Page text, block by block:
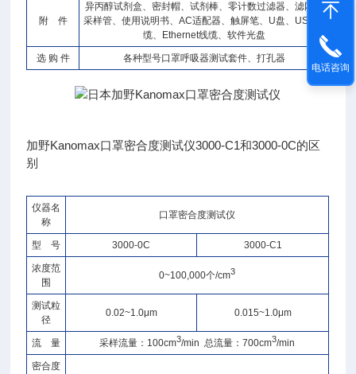
附 件
异丙醇试剂盒、密封帽、试剂棒、零计数过滤器、滤网、
采样管、使用说明书、AC适配器、触屏笔、U盘、USB线
缆、Ethernet线缆、软件光盘
选 购 件 各种型号口罩呼吸器测试套件、打孔器
加野Kanomax口罩密合度测试仪3000-C1和3000-0C的区
别
仪器名
称
口罩密合度测试仪
型 号 3000-0C 3000-C1
浓度范
围
0~100,000个/cm3
测试粒
径
0.02~1.0μm 0.015~1.0μm
流 量 采样流量：100cm3/min 总流量：700cm3/min
密合度
电话咨询